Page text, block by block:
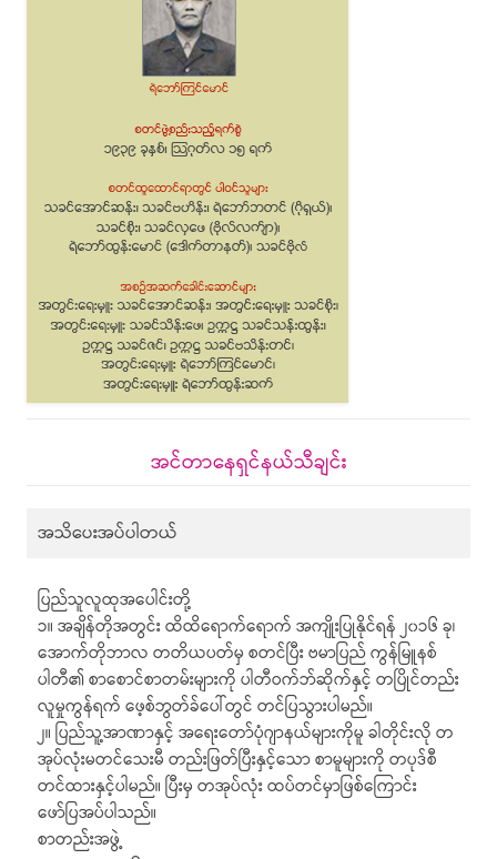
အင်တာနေရှင်နယ်သီချင်း
အသိပေးအပ်ပါတယ်
ပြည်သူလူထုအပေါင်းတို့
၁။ အချိန်တိုအတွင်း ထိထိရောက်ရောက် အကျိုးပြုနိုင်ရန် ၂၀၁၆ ခု၊
အောက်တိုဘာလ တတိယပတ်မှ စတင်ပြီး ဗမာပြည် ကွန်မြူနစ်
ပါတီ၏ စာစောင်စာတမ်းများကို ပါတီဝက်ဘ်ဆိုက်နှင့် တပြိုင်တည်း
လူမှုကွန်ရက် ဖေ့စ်ဘွတ်ခ်ပေါ်တွင် တင်ပြသွားပါမည်။
၂။ ပြည်သူ့အာဏာနှင့် အရေးတော်ပုံဂျာနယ်များကိုမူ ခါတိုင်းလို တ
အုပ်လုံးမတင်သေးမီ တည်းဖြတ်ပြီးနှင့်သော စာမူများကို တပုဒ်စီ
တင်ထားနှင့်ပါမည်။ ပြီးမှ တအုပ်လုံး ထပ်တင်မှာဖြစ်ကြောင်း
ဖော်ပြအပ်ပါသည်။
စာတည်းအဖွဲ့